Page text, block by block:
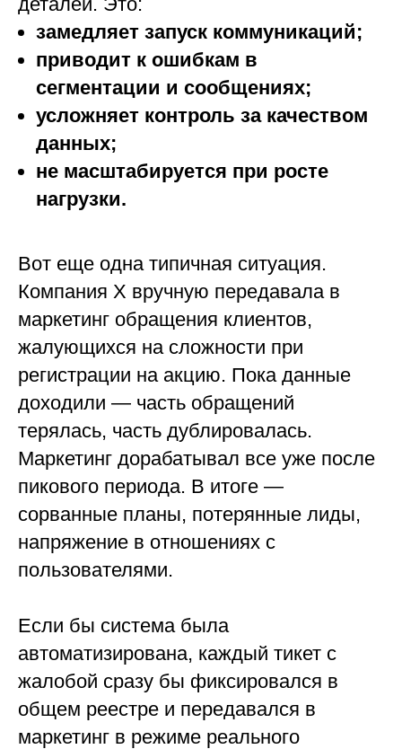
замедляет запуск коммуникаций;
приводит к ошибкам в
сегментации и сообщениях;
усложняет контроль за качеством
данных;
не масштабируется при росте
нагрузки.
Вот еще одна типичная ситуация.
Компания Х вручную передавала в
маркетинг обращения клиентов,
жалующихся на сложности при
регистрации на акцию. Пока данные
доходили — часть обращений
терялась, часть дублировалась.
Маркетинг дорабатывал все уже после
пикового периода. В итоге —
сорванные планы, потерянные лиды,
напряжение в отношениях с
пользователями.
Если бы система была
автоматизирована, каждый тикет с
жалобой сразу бы фиксировался в
общем реестре и передавался в
маркетинг в режиме реального